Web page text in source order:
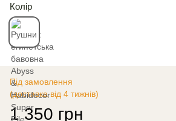
Колір
Під замовлення
(доставка від 4 тижнів)
1 350 грн